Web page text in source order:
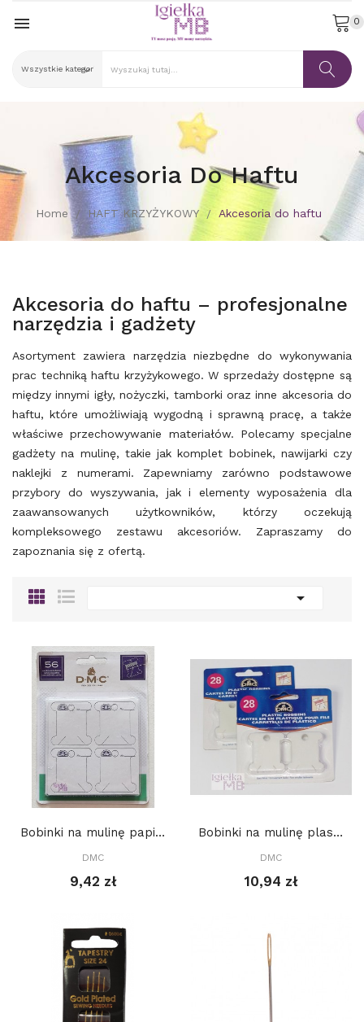
 0
Akcesoria Do Haftu
Home HAFT KRZYŻYKOWY Akcesoria do haftu
Akcesoria do haftu – profesjonalne
narzędzia i gadżety
Asortyment zawiera narzędzia niezbędne do wykonywania
prac techniką haftu krzyżykowego. W sprzedaży dostępne są
między innymi igły, nożyczki, tamborki oraz inne akcesoria do
haftu, które umożliwiają wygodną i sprawną pracę, a także
właściwe przechowywanie materiałów. Polecamy specjalne
gadżety na mulinę, takie jak komplet bobinek, nawijarki czy
naklejki z numerami. Zapewniamy zarówno podstawowe
przybory do wyszywania, jak i elementy wyposażenia dla
zaawansowanych użytkowników, którzy oczekują
kompleksowego zestawu akcesoriów. Zapraszamy do
zapoznania się z ofertą.

Bobinki na mulinę papierowe, DMC, 56 szt
DMC
9,42 zł
Bobinki na mulinę plastikowe 28 szt, DMC
DMC
10,94 zł